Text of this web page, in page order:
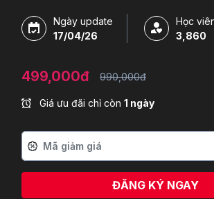
Ngày update
17/04/26
Học
3,860
499,000đ 990,000đ
Giá ưu đãi chỉ còn 1 ngày
ĐĂNG KÝ NGAY